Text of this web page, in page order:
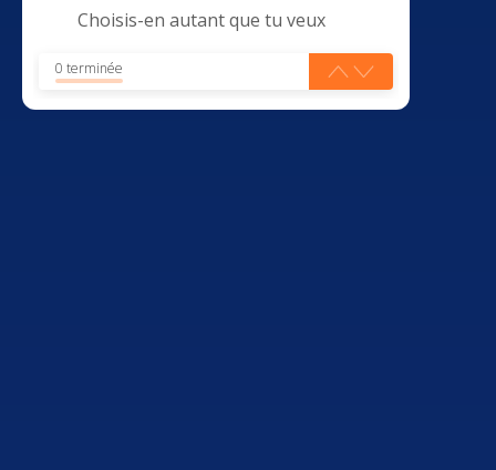
Choisis-en autant que tu veux
0 terminée